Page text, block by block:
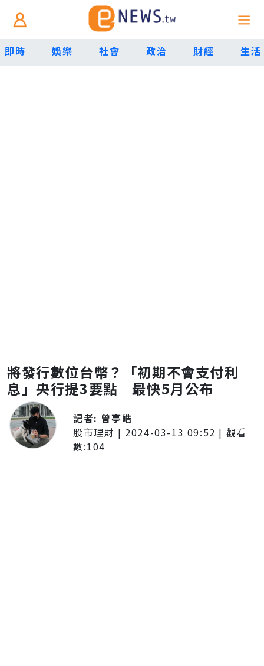
即時 娛樂 社會 政治 財經 生活
將發行數位台幣？「初期不會支付利
息」央行提3要點 最快5月公布
記者: 曾亭皓
股市理財 | 2024-03-13 09:52 | 觀看
數:104